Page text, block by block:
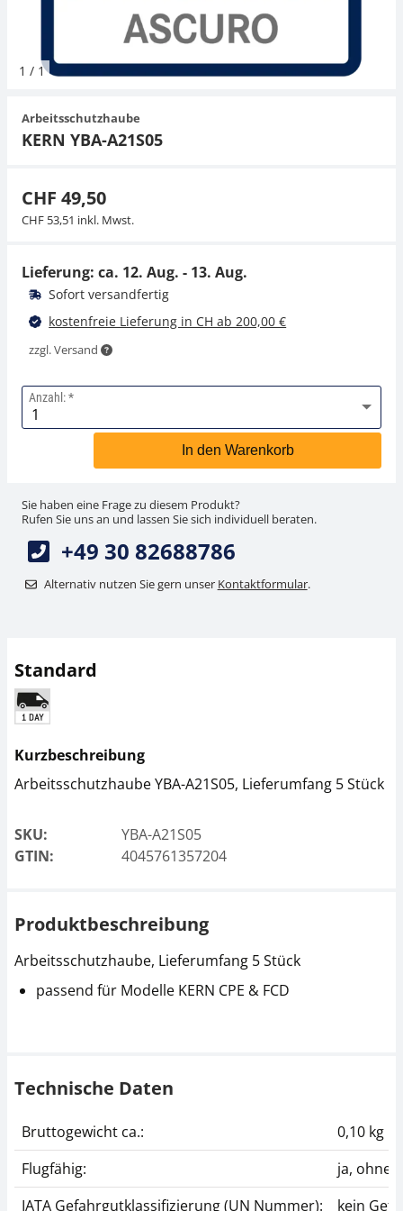
1 / 1
Arbeitsschutzhaube
KERN YBA-A21S05
CHF 49,50
CHF 53,51 inkl. Mwst.
Lieferung: ca. 12. Aug. - 13. Aug.
Sofort versandfertig
kostenfreie Lieferung in CH ab 200,00 €
zzgl. Versand
Anzahl:
In den Warenkorb
Sie haben eine Frage zu diesem Produkt?
Rufen Sie uns an und lassen Sie sich individuell beraten.
+49 30 82688786
Alternativ nutzen Sie gern unser Kontaktformular.
Standard
Kurzbeschreibung
Arbeitsschutzhaube YBA-A21S05, Lieferumfang 5 Stück
SKU:
YBA-A21S05
GTIN:
4045761357204
Produktbeschreibung
Arbeitsschutzhaube, Lieferumfang 5 Stück
passend für Modelle KERN CPE & FCD
Technische Daten
Bruttogewicht ca.:
0,10 kg
Flugfähig:
ja, ohne
IATA Gefahrgutklassifizierung (UN Nummer):
kein
Waagen inkl. Software
Zug- und Druck-Kraftmesszellen
Videomikroskope
Expertenanwendungen
Newton-Gewichte
Schallpegelmessgerät